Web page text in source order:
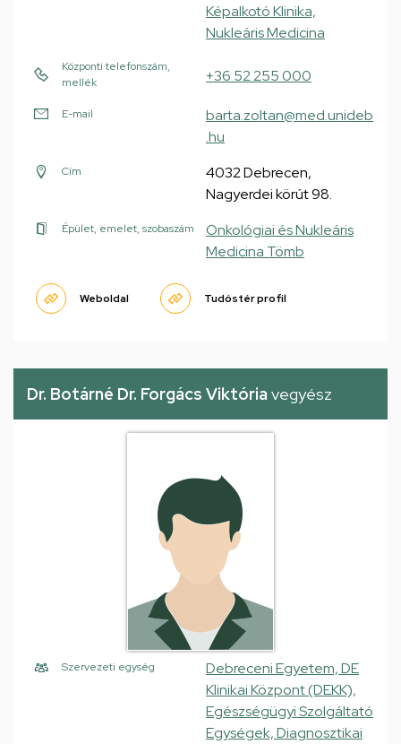
Képalkotó Klinika,
Nukleáris Medicina
Központi telefonszám,
mellék
+36 52 255 000
E-mail
barta.zoltan@med.unideb
.hu
Cím
4032 Debrecen,
Nagyerdei körút 98.
Épület, emelet, szobaszám
Onkológiai és Nukleáris
Medicina Tömb
Weboldal Tudóstér profil
Dr. Botárné Dr. Forgács Viktória vegyész
Szervezeti egység
Debreceni Egyetem, DE
Klinikai Központ (DEKK),
Egészségügyi Szolgáltató
Egységek, Diagnosztikai